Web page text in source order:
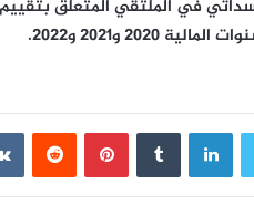
في الملتقي المتعلق بتقييم
و2021 و2022.
لينكدإن بينتيريست